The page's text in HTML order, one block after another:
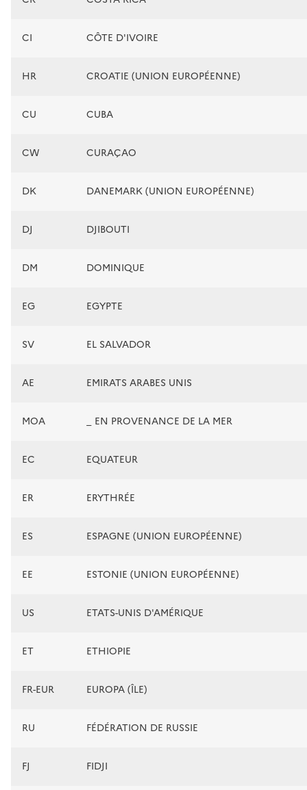
CI CÔTE D'IVOIRE
HR CROATIE (UNION EUROPÉENNE)
CU CUBA
CW CURAÇAO
DK DANEMARK (UNION EUROPÉENNE)
DJ DJIBOUTI
DM DOMINIQUE
EG EGYPTE
SV EL SALVADOR
AE EMIRATS ARABES UNIS
MOA _ EN PROVENANCE DE LA MER
EC EQUATEUR
ER ERYTHRÉE
ES ESPAGNE (UNION EUROPÉENNE)
EE ESTONIE (UNION EUROPÉENNE)
US ETATS-UNIS D'AMÉRIQUE
ET ETHIOPIE
FR-EUR EUROPA (ÎLE)
RU FÉDÉRATION DE RUSSIE
FJ FIDJI